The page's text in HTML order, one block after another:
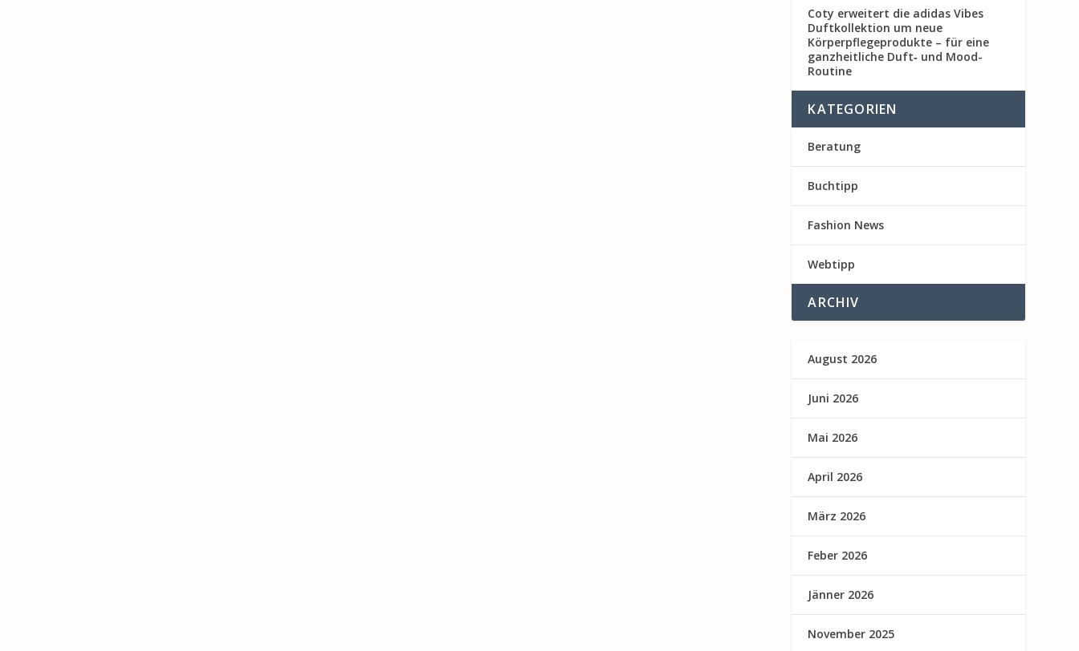
Coty erweitert die adidas Vibes
Duftkollektion um neue
Körperpflegeprodukte – für eine
ganzheitliche Duft‑ und Mood-
Routine
KATEGORIEN
Beratung
Buchtipp
Fashion News
Webtipp
ARCHIV
August 2026
Juni 2026
Mai 2026
April 2026
März 2026
Feber 2026
Jänner 2026
November 2025